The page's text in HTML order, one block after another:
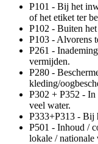
P101 - Bij het
of het etiket ter
P102 - Buiten
P103 - Alvorens
P261 -
vermijden.
P280 -
kleding/
P302 + P352 - In
veel water.
P333+P313 - Bij
P501 - Inhoud /
lokale / nationale